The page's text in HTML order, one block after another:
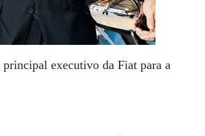
principal executivo da Fiat para a